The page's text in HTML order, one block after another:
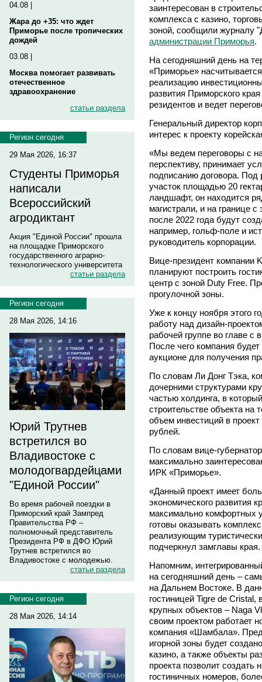
04.08 |
Жара до +35: что ждет
Приморье после тропических
дождей
03.08 |
Москва помогает развивать
отечественное
здравоохранение
статьи раздела
Регион сегодня
29 Мая 2026, 16:37
Студенты Приморья
написали
Всероссийский
агродиктант
Акция "Единой России" прошла
на площадке Приморского
государственного аграрно-
технологического университета
статьи раздела
Регион сегодня
28 Мая 2026, 14:16
Юрий Трутнев
встретился во
Владивостоке с
молодогвардейцами
"Единой России"
Во время рабочей поездки в
Приморский край Зампред
Правительства РФ –
полномочный представитель
Президента РФ в ДФО Юрий
Трутнев встретился во
Владивостоке с молодежью.
статьи раздела
Регион сегодня
28 Мая 2026, 14:14
заинтересован в
комплекса с казино,
зоной, сообщили журналу
администрации Приморья.
На сегодняшний день на
«Приморье»
реализацию
развития Приморского
резидентов и ведет
Генеральный директор
интерес к проекту
«Мы ведем переговоры с
перспективу, принимает
подписанию договора. Под
участок площадью 20
ландшафт, он находится
магистрали, и на границе с
после 2022 года будут
например, гольф-поле и
руководитель корпорации.
Вице-президент компании
планируют построить
центр с зоной Duty Free.
прогулочной зоны.
Уже к концу ноября этого
работу над дизайн-
рабочей группе во главе
После чего компания
аукционе для получения
По словам Ли Донг Тэка,
дочерними структурами
частью холдинга, в
строительстве объекта
объем инвестиций в
рублей.
По словам вице-
максимально
ИРК «Приморье».
«Данный проект имеет
экономического развития
максимально комфортных
готовы оказывать
реализующим
подчеркнул замглавы края.
Напомним,
на сегодняшний день –
на Дальнем Востоке. В
гостиницей Tigre de Cristal,
крупных объектов – Naga
своим проектом работает
компания «Шамбала».
игорной зоны будет
казино, а также объекты
проекта позволит
гостиничных номеров,